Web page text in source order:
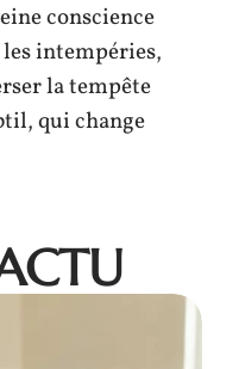
conscience
intempéries,
la tempête
qui change